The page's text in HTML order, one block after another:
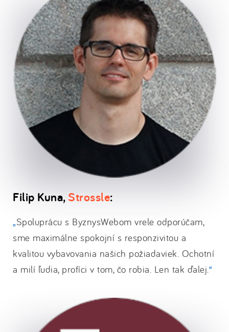
Filip Kuna,Strossle:
Spoluprácu s ByznysWebom vrele odporúčam,
sme maximálne spokojní s responzivitou a
kvalitou vybavovania našich požiadaviek. Ochotní
a milí ľudia, profíci v tom, čo robia. Len tak ďalej.